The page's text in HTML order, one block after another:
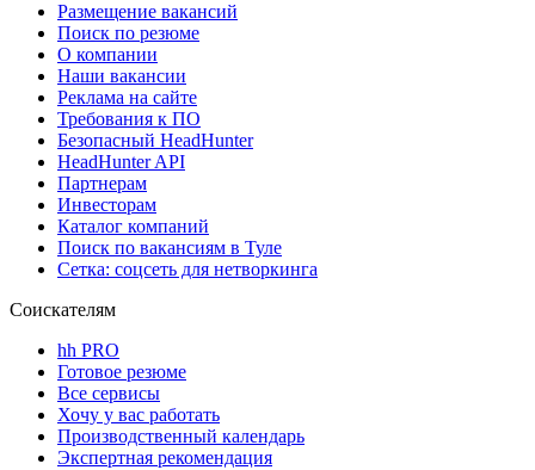
Размещение вакансий
Поиск по резюме
О компании
Наши вакансии
Реклама на сайте
Требования к ПО
Безопасный HeadHunter
HeadHunter API
Партнерам
Инвесторам
Каталог компаний
Поиск по вакансиям в Туле
Сетка: соцсеть для нетворкинга
Соискателям
hh PRO
Готовое резюме
Все сервисы
Хочу у вас работать
Производственный календарь
Экспертная рекомендация